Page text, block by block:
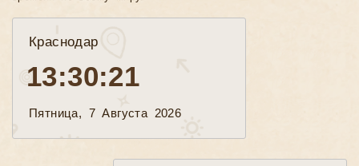
Краснодар
13:30:23
Пятница, 7 Августа 2026